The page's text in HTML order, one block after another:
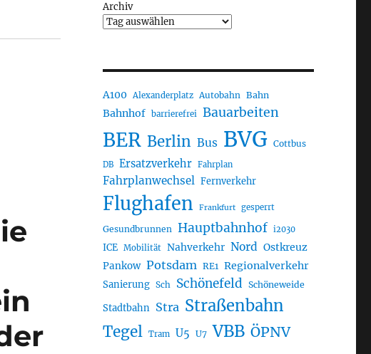
Archiv
A100 Alexanderplatz Autobahn Bahn
Bahnhof barrierefrei Bauarbeiten
BER Berlin Bus BVG Cottbus
DB Ersatzverkehr Fahrplan
Fahrplanwechsel Fernverkehr
Flughafen Frankfurt gesperrt
Gesundbrunnen Hauptbahnhof i2030
ICE Mobilität Nahverkehr Nord Ostkreuz
Pankow Potsdam RE1 Regionalverkehr
Sanierung Sch Schönefeld Schöneweide
Stadtbahn Stra Straßenbahn
Tegel Tram U5 U7 VBB ÖPNV